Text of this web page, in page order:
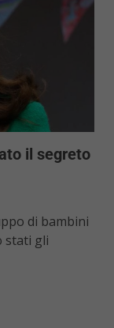
il segreto
di bambini
stati gli